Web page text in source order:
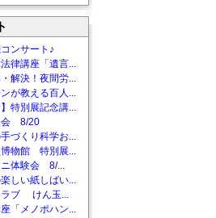
ンサート♪
律講座「遺言...
解決！夜間労...
が教える百人...
】特別展記念講...
会 8/20
づくり科学お...
博物館 特別展...
ニ体験会 8/...
しい紙しばい...
ラブ けん玉...
「メノポハン...